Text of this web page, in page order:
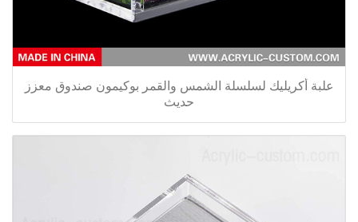
علبة أكريليك لسلسلة الشمس والقمر بوكيمون صندوق معزز
حديث